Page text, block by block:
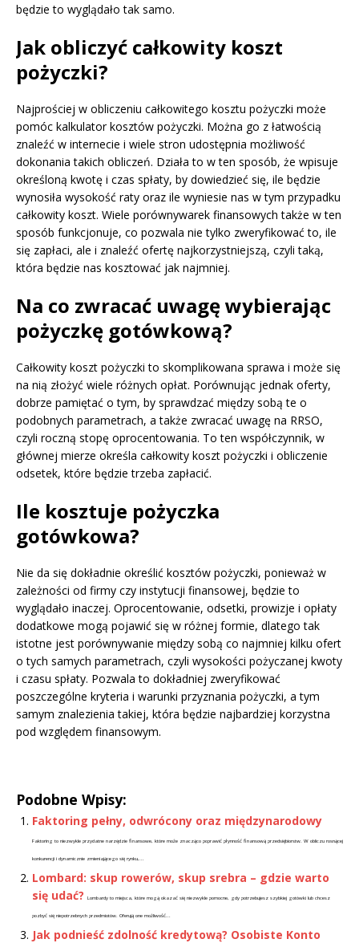
będzie to wyglądało tak samo.
Jak obliczyć całkowity koszt
pożyczki?
Najprościej w obliczeniu całkowitego kosztu pożyczki może
pomóc kalkulator kosztów pożyczki. Można go z łatwością
znaleźć w internecie i wiele stron udostępnia możliwość
dokonania takich obliczeń. Działa to w ten sposób, że wpisuje
określoną kwotę i czas spłaty, by dowiedzieć się, ile będzie
wynosiła wysokość raty oraz ile wyniesie nas w tym przypadku
całkowity koszt. Wiele porównywarek finansowych także w ten
sposób funkcjonuje, co pozwala nie tylko zweryfikować to, ile
się zapłaci, ale i znaleźć ofertę najkorzystniejszą, czyli taką,
która będzie nas kosztować jak najmniej.
Na co zwracać uwagę wybierając
pożyczkę gotówkową?
Całkowity koszt pożyczki to skomplikowana sprawa i może się
na nią złożyć wiele różnych opłat. Porównując jednak oferty,
dobrze pamiętać o tym, by sprawdzać między sobą te o
podobnych parametrach, a także zwracać uwagę na RRSO,
czyli roczną stopę oprocentowania. To ten współczynnik, w
głównej mierze określa całkowity koszt pożyczki i obliczenie
odsetek, które będzie trzeba zapłacić.
Ile kosztuje pożyczka
gotówkowa?
Nie da się dokładnie określić kosztów pożyczki, ponieważ w
zależności od firmy czy instytucji finansowej, będzie to
wyglądało inaczej. Oprocentowanie, odsetki, prowizje i opłaty
dodatkowe mogą pojawić się w różnej formie, dlatego tak
istotne jest porównywanie między sobą co najmniej kilku ofert
o tych samych parametrach, czyli wysokości pożyczanej kwoty
i czasu spłaty. Pozwala to dokładniej zweryfikować
poszczególne kryteria i warunki przyznania pożyczki, a tym
samym znalezienia takiej, która będzie najbardziej korzystna
pod względem finansowym.
Podobne Wpisy:
Faktoring pełny, odwrócony oraz międzynarodowy
Faktoring to niezwykle przydatne narzędzie finansowe, które może znacząco poprawić płynność finansową przedsiębiorstw. W obliczu rosnącej
konkurencji i dynamicznie zmieniającego się rynku,...
Lombard: skup rowerów, skup srebra – gdzie warto
się udać?
Lombardy to miejsca, które mogą okazać się niezwykle pomocne, gdy potrzebujesz szybkiej gotówki lub chcesz
pozbyć się niepotrzebnych przedmiotów. Oferują one możliwość...
Jak podnieść zdolność kredytową? Osobiste Konto